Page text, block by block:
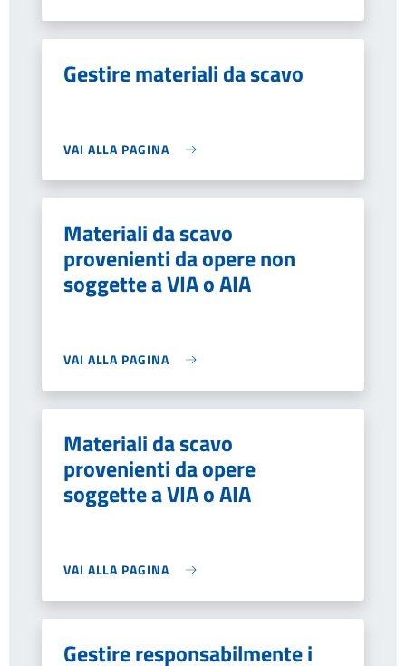
Gestire materiali da scavo
VAI ALLA PAGINA
Materiali da scavo
provenienti da opere non
soggette a VIA o AIA
VAI ALLA PAGINA
Materiali da scavo
provenienti da opere
soggette a VIA o AIA
VAI ALLA PAGINA
Gestire responsabilmente i